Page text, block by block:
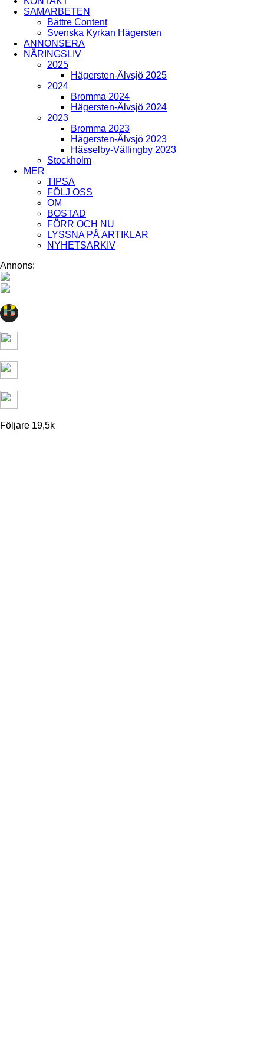
ÅRSTADAL
ÄLVSJÖ
SOLBERGA
BREDÄNG
SKÄRHOLMEN
SÄTRA
VÅRBERG
Enskede-Årsta-Vantör
BANDHAGEN
ENSKEDEFÄLTET
ENSKEDE GÅRD
GAMLA ENSKEDE
HAGSÄTRA
HÖGDALEN
JOHANNESHOV
RÅGSVED
STUREBY
ÅRSTA
ÖRBY
ÖSTBERGA
Farsta
SAMARBETEN
Bättre Content
Svenska Kyrkan Hägersten
ANNONSERA
NÄRINGSLIV
2025
Hägersten-Älvsjö 2025
2024
Bromma 2024
Hägersten-Älvsjö 2024
2023
Bromma 2023
Hägersten-Älvsjö 2023
Hässelby-Vällingby 2023
Stockholm
MER
TIPSA
FÖLJ OSS
OM
BOSTAD
FÖRR OCH NU
LYSSNA PÅ ARTIKLAR
NYHETSARKIV
Annons:
Följare 19,5k